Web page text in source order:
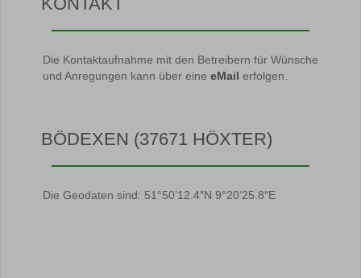
Die Kontaktaufnahme mit den Betreibern für Wünsche
und Anregungen kann über eine eMail erfolgen.
BÖDEXEN (37671 HÖXTER)
Die Geodaten sind: 51°50’12.4″N 9°20’25.8″E